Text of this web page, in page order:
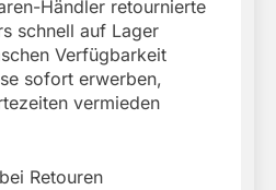
Händler retournierte
schnell auf Lager
Verfügbarkeit
sofort erwerben,
vermieden
Retouren